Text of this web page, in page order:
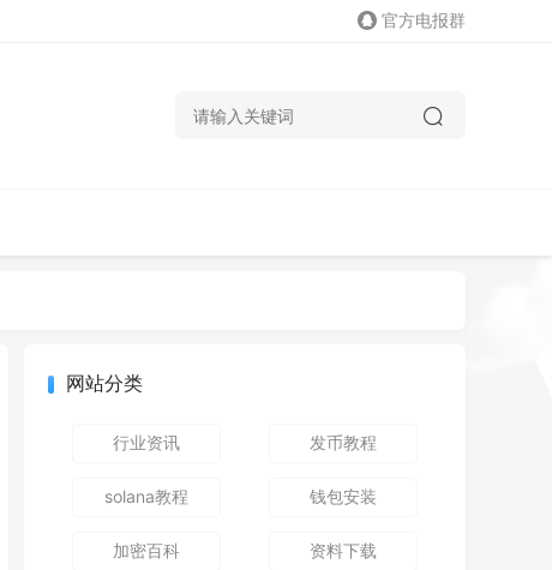
官方电报群
网站分类
行业资讯 发币教程
solana教程 钱包安装
加密百科 资料下载